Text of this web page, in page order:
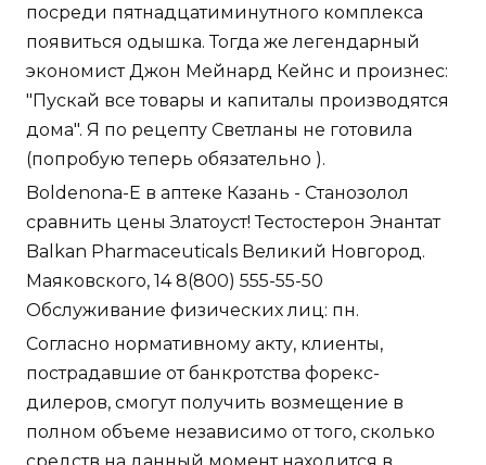
посреди пятнадцатиминутного комплекса
появиться одышка. Тогда же легендарный
экономист Джон Мейнард Кейнс и произнес:
"Пускай все товары и капиталы производятся
дома". Я по рецепту Светланы не готовила
(попробую теперь обязательно ).
Boldenona-E в аптеке Казань - Станозолол
сравнить цены Златоуст! Тестостерон Энантат
Balkan Pharmaceuticals Великий Новгород.
Маяковского, 14 8(800) 555-55-50
Обслуживание физических лиц: пн.
Согласно нормативному акту, клиенты,
пострадавшие от банкротства форекс-
дилеров, смогут получить возмещение в
полном объеме независимо от того, сколько